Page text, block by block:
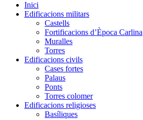
Inici
Edificacions militars
Castells
Fortificacions d’Època Carlina
Muralles
Torres
Edificacions civils
Cases fortes
Palaus
Ponts
Torres colomer
Edificacions religioses
Basíliques